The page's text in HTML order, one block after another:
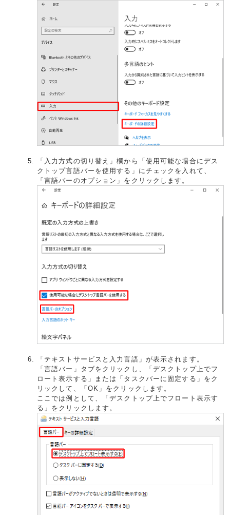
「入力方式の切り替え」欄から「使用可能な場合にデス
クトップ言語バーを使用する」にチェックを入れて、
「言語バーのオプション」をクリックします。
「テキストサービスと入力言語」が表示されます。
「言語バー」タブをクリックし、「デスクトップ上でフ
ロート表示する」または「タスクバーに固定する」をク
リックして、「OK」をクリックします。
ここでは例として、「デスクトップ上でフロート表示す
る」をクリックします。